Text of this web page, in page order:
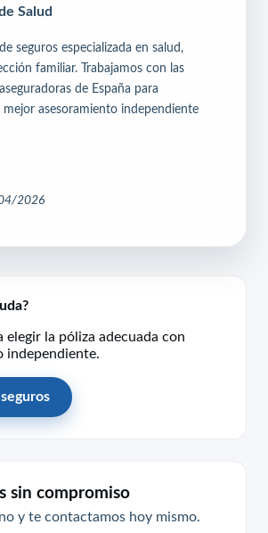
Salud
seguros especializada en salud,
familiar. Trabajamos con las
de España para
asesoramiento independiente
2026
elegir la póliza adecuada con
independiente.
sin compromiso
y te contactamos hoy mismo.